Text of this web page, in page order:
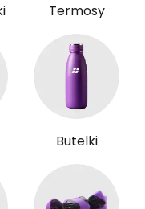
Termosy
Butelki